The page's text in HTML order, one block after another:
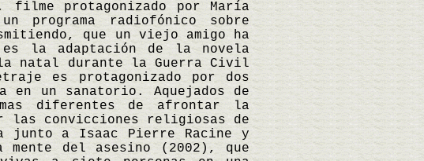
filme protagonizado por María
programa radiofónico sobre
que un viejo amigo ha
la adaptación de la novela
natal durante la Guerra Civil
es protagonizado por dos
en un sanatorio. Aquejados de
diferentes de afrontar la
las convicciones religiosas de
junto a Isaac Pierre Racine y
mente del asesino (2002), que